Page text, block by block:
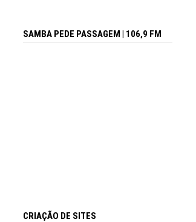
SAMBA PEDE PASSAGEM | 106,9 FM
CRIAÇÃO DE SITES